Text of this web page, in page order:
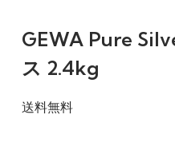
GEWA Pure
ス 2.4kg
送料無料